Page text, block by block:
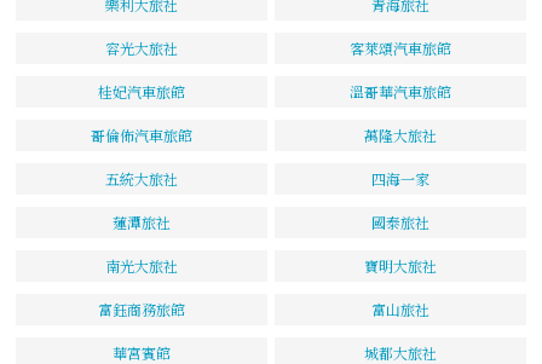
容光大旅社 客萊頌汽車旅館
桂妃汽車旅館 溫哥華汽車旅館
哥倫佈汽車旅館 萬隆大旅社
五統大旅社 四海一家
蓮潭旅社 國泰旅社
南光大旅社 寶明大旅社
富鈺商務旅館 富山旅社
華宮賓館 城都大旅社